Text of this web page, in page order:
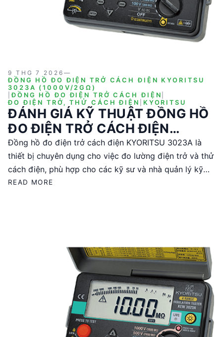
9 THG 7 2026 —
ĐỒNG HỒ ĐO ĐIỆN TRỞ CÁCH ĐIỆN KYORITSU
3023A (1000V/2GΩ)
|ĐỒNG HỒ ĐO ĐIỆN TRỞ CÁCH ĐIỆN
ĐO ĐIỆN TRỞ, THỬ CÁCH ĐIỆN
KYORITSU
ĐÁNH GIÁ KỸ THUẬT ĐỒNG HỒ
ĐO ĐIỆN TRỞ CÁCH ĐIỆN
KYORITSU 3023A
Đồng hồ đo điện trở cách điện KYORITSU 3023A là
thiết bị chuyên dụng cho việc đo lường điện trở và thử
cách điện, phù hợp cho các kỹ sư và nhà quản lý kỹ
thuật. Với khả năng đo điện áp thử từ 100V đến 1000V
bảo trì hệ thống điện.
READ MORE